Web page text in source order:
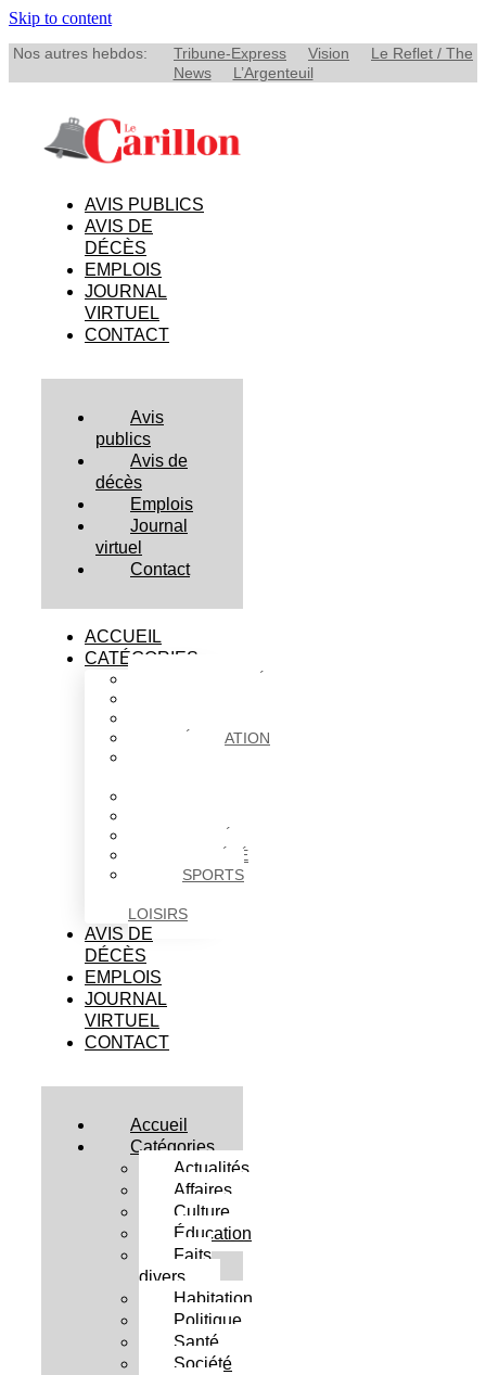
Skip to content
Nos autres hebdos: Tribune-Express Vision
Le Reflet / The
News
L’Argenteuil
AVIS PUBLICS
AVIS DE
DÉCÈS
EMPLOIS
JOURNAL
VIRTUEL
CONTACT
Avis
publics
Avis de
décès
Emplois
Journal
virtuel
Contact
ACCUEIL
CATÉGORIES
ÉDUCATION
SOCIÉTÉ
SPORTS
LOISIRS
AVIS DE
DÉCÈS
EMPLOIS
JOURNAL
VIRTUEL
CONTACT
Accueil
Catégories
Actualités
Affaires
Culture
Éducation
Faits
divers
Habitation
Politique
Santé
Société